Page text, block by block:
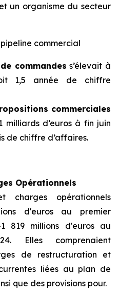
un organisme du secteur
commercial
commandes s’élevait à
1,5 année de chiffre
commerciales
milliards d’euros à fin juin
de chiffre d’affaires.
Opérationnels
charges opérationnels
d'euros au premier
819 millions d'euros au
Elles comprenaient
de restructuration et
liées au plan de
que des provisions pour.